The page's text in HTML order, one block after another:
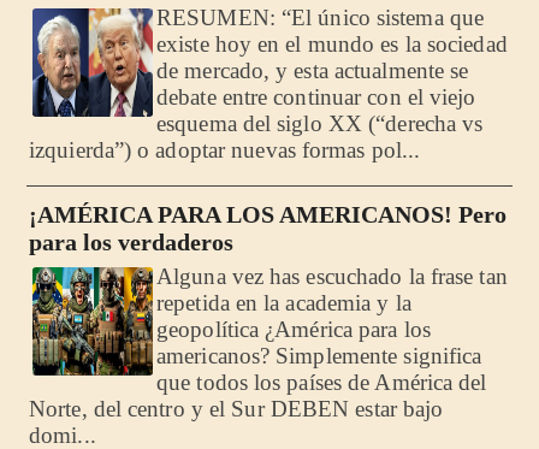
RESUMEN: “El único sistema que
existe hoy en el mundo es la sociedad
de mercado, y esta actualmente se
debate entre continuar con el viejo
esquema del siglo XX (“derecha vs
izquierda”) o adoptar nuevas formas pol...
¡AMÉRICA PARA LOS AMERICANOS! Pero
para los verdaderos
Alguna vez has escuchado la frase tan
repetida en la academia y la
geopolítica ¿América para los
americanos? Simplemente significa
que todos los países de América del
Norte, del centro y el Sur DEBEN estar bajo
domi...